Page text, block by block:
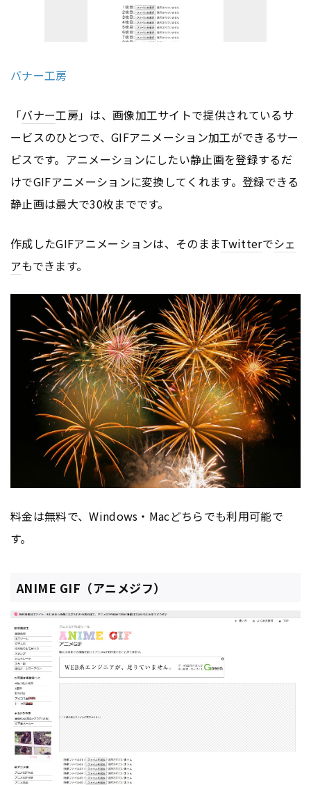
バナー工房
「バナー工房」は、画像加工サイトで提供されているサ
ービスのひとつで、GIFアニメーション加工ができるサー
ビスです。アニメーションにしたい静止画を登録するだ
けでGIFアニメーションに変換してくれます。登録できる
静止画は最大で30枚までです。
作成したGIFアニメーションは、そのままTwitterでシェ
アもできます。
料金は無料で、Windows・Macどちらでも利用可能で
す。
ANIME GIF（アニメジフ）